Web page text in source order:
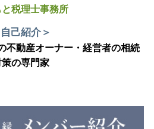
と税理士事務所
自己紹介＞
不動産オーナー・経営者の相続
策の専門家